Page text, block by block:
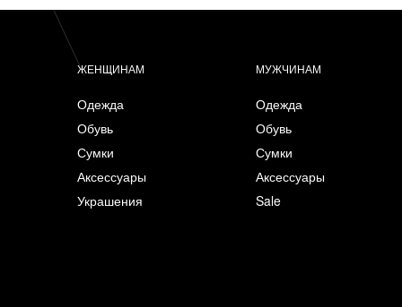
ЖЕНЩИНАМ
Одежда
Обувь
Сумки
Аксессуары
Украшения
МУЖЧИНАМ
Одежда
Обувь
Сумки
Аксессуары
Sale